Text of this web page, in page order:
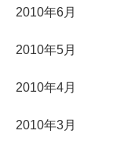
2010年6月
2010年5月
2010年4月
2010年3月